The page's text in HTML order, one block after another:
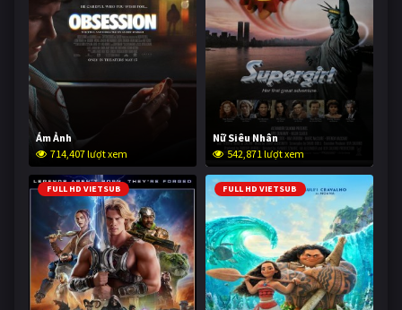
Ám Ảnh
714,407 lượt xem
Nữ Siêu Nhân
542,871 lượt xem
FULL HD VIETSUB FULL HD VIETSUB